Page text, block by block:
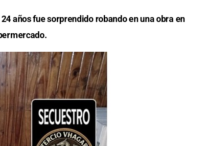
años fue sorprendido robando en una obra en